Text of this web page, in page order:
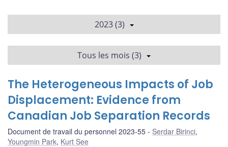
2023 (3)
Tous les mois (3)
The Heterogeneous Impacts of Job
Displacement: Evidence from
Canadian Job Separation Records
Document de travail du personnel 2023-55 Serdar Birinci,
Youngmin Park, Kurt See